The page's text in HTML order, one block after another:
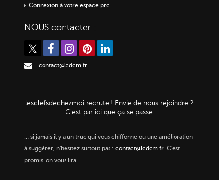
Connexion à votre espace pro
NOUS contacter :
contact@lcdcm.fr
lesclefsdechezmoi recrute ! Envie de nous rejoindre ?
C'est par ici que ça se passe.
… si jamais il y a un truc qui vous chiffonne ou une amélioration
à suggérer, n'hésitez surtout pas : contact@lcdcm.fr. C'est
promis, on vous lira.